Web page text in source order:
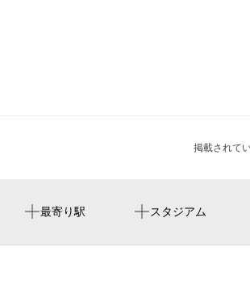
掲載されて
最寄り駅 スタジアム
久屋大通駅
nagoya baseball stadium
medical salon blanchir
浄念寺
NAKED AQUA FANTASIA（ネイキッド